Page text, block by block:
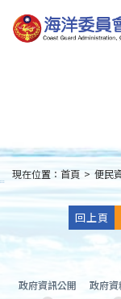
到
主
:::
現在位置： 首頁 > 便民
回上頁
政府資訊公開 政府